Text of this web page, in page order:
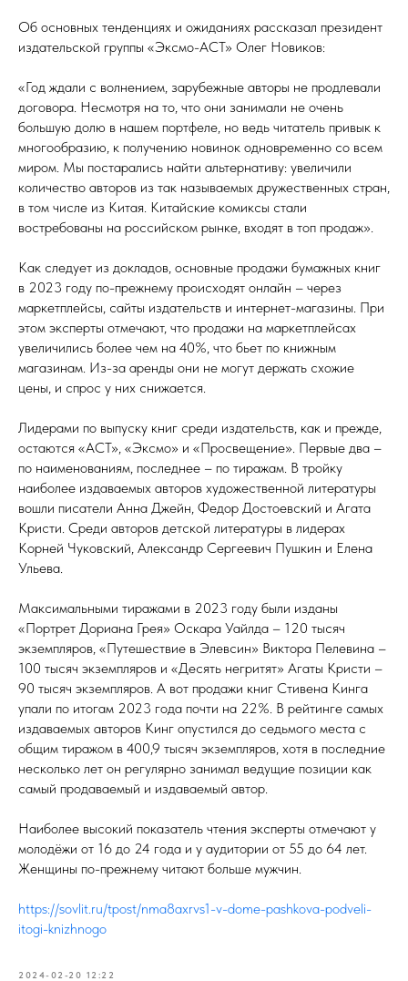
Об основных тенденциях и ожиданиях рассказал президент
издательской группы «Эксмо-АСТ» Олег Новиков:
«Год ждали с волнением, зарубежные авторы не продлевали
договора. Несмотря на то, что они занимали не очень
большую долю в нашем портфеле, но ведь читатель привык к
многообразию, к получению новинок одновременно со всем
миром. Мы постарались найти альтернативу: увеличили
количество авторов из так называемых дружественных стран,
в том числе из Китая. Китайские комиксы стали
востребованы на российском рынке, входят в топ продаж».
Как следует из докладов, основные продажи бумажных книг
в 2023 году по-прежнему происходят онлайн – через
маркетплейсы, сайты издательств и интернет-магазины. При
этом эксперты отмечают, что продажи на маркетплейсах
увеличились более чем на 40%, что бьет по книжным
магазинам. Из-за аренды они не могут держать схожие
цены, и спрос у них снижается.
Лидерами по выпуску книг среди издательств, как и прежде,
остаются «АСТ», «Эксмо» и «Просвещение». Первые два –
по наименованиям, последнее – по тиражам. В тройку
наиболее издаваемых авторов художественной литературы
вошли писатели Анна Джейн, Федор Достоевский и Агата
Кристи. Среди авторов детской литературы в лидерах
Корней Чуковский, Александр Сергеевич Пушкин и Елена
Ульева.
Максимальными тиражами в 2023 году были изданы
«Портрет Дориана Грея» Оскара Уайлда – 120 тысяч
экземпляров, «Путешествие в Элевсин» Виктора Пелевина –
100 тысяч экземпляров и «Десять негритят» Агаты Кристи –
90 тысяч экземпляров. А вот продажи книг Стивена Кинга
упали по итогам 2023 года почти на 22%. В рейтинге самых
издаваемых авторов Кинг опустился до седьмого места с
общим тиражом в 400,9 тысяч экземпляров, хотя в последние
несколько лет он регулярно занимал ведущие позиции как
самый продаваемый и издаваемый автор.
Наиболее высокий показатель чтения эксперты отмечают у
молодёжи от 16 до 24 года и у аудитории от 55 до 64 лет.
Женщины по-прежнему читают больше мужчин.
https://sovlit.ru/tpost/nma8axrvs1-v-dome-pashkova-podveli-
itogi-knizhnogo
2024-02-20 12:22